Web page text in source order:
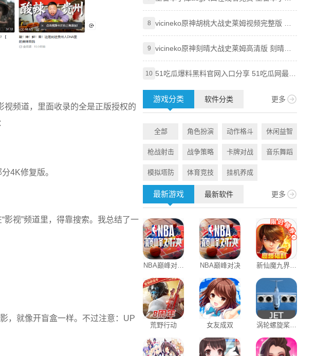
视频道，里面收录的全是正版授权的
4K修复版。
视”频道里，得靠搜索。我总结了一
，就像开盲盒一样。不过注意：UP
绅士acg官方地址分享
8
vicineko原神胡桃大战史莱姆视频完整版 原
神大战史莱姆系列未删减
9
vicineko原神刻晴大战史莱姆高清版 刻晴大
战史莱姆完整版视频资源分享
10 51吃瓜爆料黑料官网入口分享 51吃瓜网最新
游戏分类 软件分类 更多
全部 角色扮演 动作格斗 休闲益智
枪战射击 战争策略 卡牌对战 音乐舞蹈
模拟塔防 体育竞技 挂机养成
最新游戏 最新软件 更多
NBA巅峰对决
官方版
NBA巅峰对决
新仙魔九界互
通版
荒野行动 女友成双
涡轮螺旋桨客
机